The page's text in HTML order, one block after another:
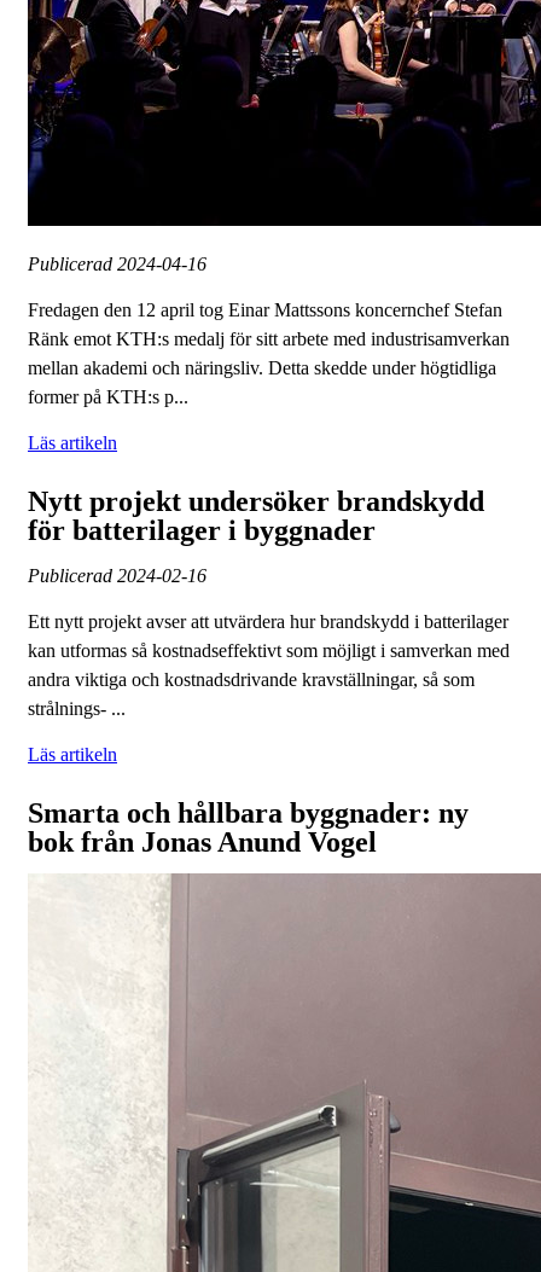
Publicerad 2024-04-16
Fredagen den 12 april tog Einar Mattssons koncernchef Stefan
Ränk emot KTH:s medalj för sitt arbete med industrisamverkan
mellan akademi och näringsliv. Detta skedde under högtidliga
former på KTH:s p...
Läs artikeln
Nytt projekt undersöker brandskydd
för batterilager i byggnader
Publicerad 2024-02-16
Ett nytt projekt avser att utvärdera hur brandskydd i batterilager
kan utformas så kostnadseffektivt som möjligt i samverkan med
andra viktiga och kostnadsdrivande kravställningar, så som
strålnings- ...
Läs artikeln
Smarta och hållbara byggnader: ny
bok från Jonas Anund Vogel